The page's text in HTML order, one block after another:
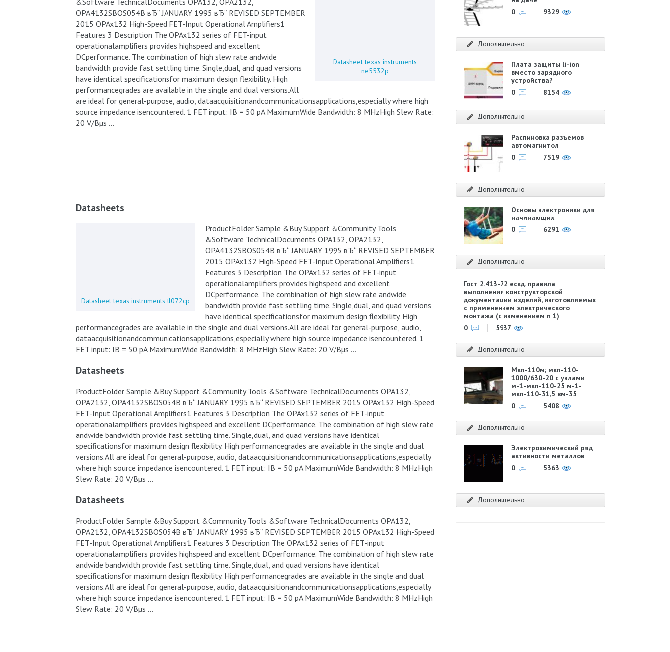
Datasheet texas instruments
ne5532p
&Software TechnicalDocuments OPA132, OPA2132,
OPA4132SBOS054B вЂ“ JANUARY 1995 вЂ“ REVISED SEPTEMBER
2015 OPAx132 High-Speed FET-Input Operational Amplifiers1
Features 3 Description The OPAx132 series of FET-input
operationalamplifiers provides highspeed and excellent
DCperformance. The combination of high slew rate andwide
bandwidth provide fast settling time. Single,dual, and quad versions
have identical specificationsfor maximum design flexibility. High
performancegrades are available in the single and dual versions.All
are ideal for general-purpose, audio, dataacquisitionandcommunicationsapplications,especially where high
source impedance isencountered. 1 FET input: IB = 50 pA MaximumWide Bandwidth: 8 MHzHigh Slew Rate:
20 V/Вµs …
Datasheets
Datasheet texas instruments tl072cp
ProductFolder Sample &Buy Support &Community Tools
&Software TechnicalDocuments OPA132, OPA2132,
OPA4132SBOS054B вЂ“ JANUARY 1995 вЂ“ REVISED SEPTEMBER
2015 OPAx132 High-Speed FET-Input Operational Amplifiers1
Features 3 Description The OPAx132 series of FET-input
operationalamplifiers provides highspeed and excellent
DCperformance. The combination of high slew rate andwide
bandwidth provide fast settling time. Single,dual, and quad versions
have identical specificationsfor maximum design flexibility. High
performancegrades are available in the single and dual versions.All are ideal for general-purpose, audio,
dataacquisitionandcommunicationsapplications,especially where high source impedance isencountered. 1
FET input: IB = 50 pA MaximumWide Bandwidth: 8 MHzHigh Slew Rate: 20 V/Вµs …
Datasheets
ProductFolder Sample &Buy Support &Community Tools &Software TechnicalDocuments OPA132,
OPA2132, OPA4132SBOS054B вЂ“ JANUARY 1995 вЂ“ REVISED SEPTEMBER 2015 OPAx132 High-Speed
FET-Input Operational Amplifiers1 Features 3 Description The OPAx132 series of FET-input
operationalamplifiers provides highspeed and excellent DCperformance. The combination of high slew rate
andwide bandwidth provide fast settling time. Single,dual, and quad versions have identical
specificationsfor maximum design flexibility. High performancegrades are available in the single and dual
versions.All are ideal for general-purpose, audio, dataacquisitionandcommunicationsapplications,especially
where high source impedance isencountered. 1 FET input: IB = 50 pA MaximumWide Bandwidth: 8 MHzHigh
Slew Rate: 20 V/Вµs …
Datasheets
ProductFolder Sample &Buy Support &Community Tools &Software TechnicalDocuments OPA132,
OPA2132, OPA4132SBOS054B вЂ“ JANUARY 1995 вЂ“ REVISED SEPTEMBER 2015 OPAx132 High-Speed
FET-Input Operational Amplifiers1 Features 3 Description The OPAx132 series of FET-input
operationalamplifiers provides highspeed and excellent DCperformance. The combination of high slew rate
andwide bandwidth provide fast settling time. Single,dual, and quad versions have identical
specificationsfor maximum design flexibility. High performancegrades are available in the single and dual
versions.All are ideal for general-purpose, audio, dataacquisitionandcommunicationsapplications,especially
where high source impedance isencountered. 1 FET input: IB = 50 pA MaximumWide Bandwidth: 8 MHzHigh
Slew Rate: 20 V/Вµs …
0
9329
Дополнительно
Плата защиты li-ion
вместо зарядного
устройства?
0
8154
Дополнительно
Распиновка разъемов
автомагнитол
0
7519
Дополнительно
Основы электроники для
начинающих
0
6291
Дополнительно
Гост 2.413-72 ескд. правила
выполнения конструкторской
документации изделий, изготовляемых
с применением электрического
монтажа (с изменением n 1)
0
5937
Дополнительно
Мкп-110м; мкп-110-
1000/630-20 с узлами
м-1-мкп-110-25 м-1-
мкп-110-31,5 вм-35
0
5408
Дополнительно
Электрохимический ряд
активности металлов
0
5363
Дополнительно